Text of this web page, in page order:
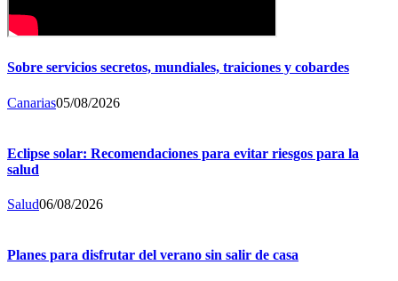
Sobre servicios secretos, mundiales, traiciones y cobardes
Canarias05/08/2026
Eclipse solar: Recomendaciones para evitar riesgos para la
salud
Salud06/08/2026
Planes para disfrutar del verano sin salir de casa